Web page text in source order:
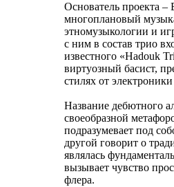
Основатель проекта
многоплановый
этномузыкологии и
с ним в состав трио
известного «Hadouk
виртуозный басист,
стилях от
Название дебютного
своеобразной
подразумевает под
другой говорит о
являлась
вызывает чувство
флера.